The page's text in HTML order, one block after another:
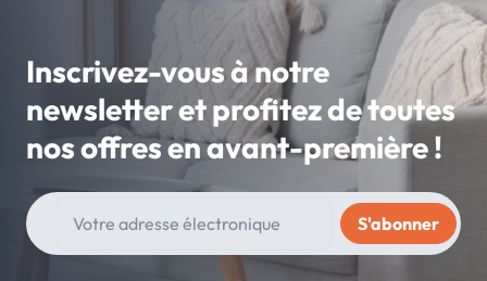
Inscrivez-vous à notre
newsletter et profitez de toutes
nos offres en avant-première !